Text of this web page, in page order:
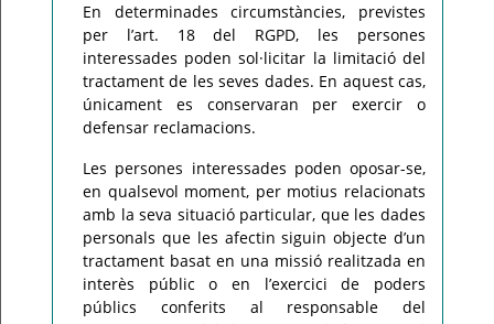
En determinades circumstàncies, previstes
per l’art. 18 del RGPD, les persones
interessades poden sol·licitar la limitació del
tractament de les seves dades. En aquest cas,
únicament es conservaran per exercir o
defensar reclamacions.
Les persones interessades poden oposar-se,
en qualsevol moment, per motius relacionats
amb la seva situació particular, que les dades
personals que les afectin siguin objecte d’un
tractament basat en una missió realitzada en
interès públic o en l’exercici de poders
públics conferits al responsable del